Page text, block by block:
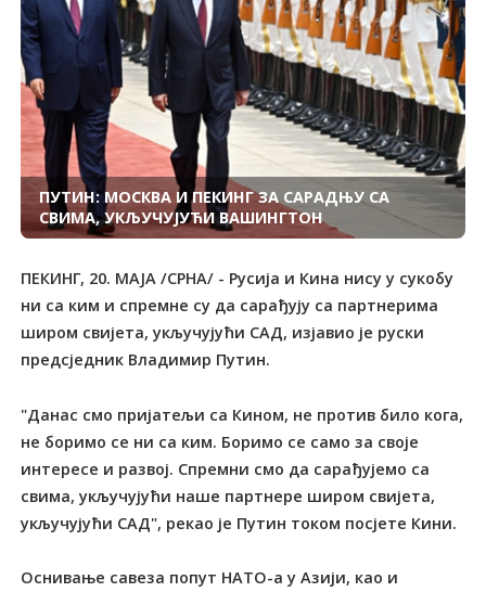
ПУТИН: МОСКВА И ПЕКИНГ ЗА САРАДЊУ СА
СВИМА, УКЉУЧУЈУЋИ ВАШИНГТОН
ПЕКИНГ, 20. МАЈА /СРНА/ - Русија и Кина нису у сукобу
ни са ким и спремне су да сарађују са партнерима
широм свијета, укључујући САД, изјавио је руски
предсједник Владимир Путин.
"Данас смо пријатељи са Кином, не против било кога,
не боримо се ни са ким. Боримо се само за своје
интересе и развој. Спремни смо да сарађујемо са
свима, укључујући наше партнере широм свијета,
укључујући САД", рекао је Путин током посјете Кини.
Оснивање савеза попут НАТО-а у Азији, као и